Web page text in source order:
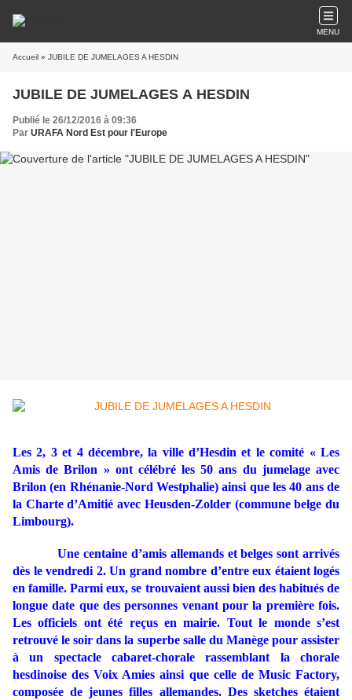
MENU
Accueil » JUBILE DE JUMELAGES A HESDIN
JUBILE DE JUMELAGES A HESDIN
Publié le 26/12/2016 à 09:36
Par URAFA Nord Est pour l'Europe
Les 2, 3 et 4 décembre, la ville d’Hesdin et le comité « Les
Amis de Brilon » ont célébré les 50 ans du jumelage avec
Brilon (en Rhénanie-Nord Westphalie) ainsi que les 40 ans de
la Charte d’Amitié avec Heusden-Zolder (commune belge du
Limbourg).
Une centaine d’amis allemands et belges sont arrivés
dès le vendredi 2. Un grand nombre d’entre eux étaient logés
en famille. Parmi eux, se trouvaient aussi bien des habitués de
longue date que des personnes venant pour la première fois.
Les officiels ont été reçus en mairie. Tout le monde s’est
retrouvé le soir dans la superbe salle du Manège pour assister
à un spectacle cabaret-chorale rassemblant la chorale
hesdinoise des Voix Amies ainsi que celle de Music Factory,
composée de jeunes filles allemandes. Des sketches étaient